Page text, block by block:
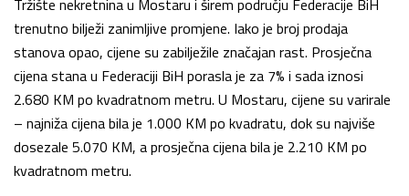
trenutno bilježi zanimljive promjene. Iako je broj prodaja
stanova opao, cijene su zabilježile značajan rast. Prosječna
cijena stana u Federaciji BiH porasla je za 7% i sada iznosi
2.680 KM po kvadratnom metru. U Mostaru, cijene su varirale
– najniža cijena bila je 1.000 KM po kvadratu, dok su najviše
dosezale 5.070 KM, a prosječna cijena bila je 2.210 KM po
kvadratnom metru.